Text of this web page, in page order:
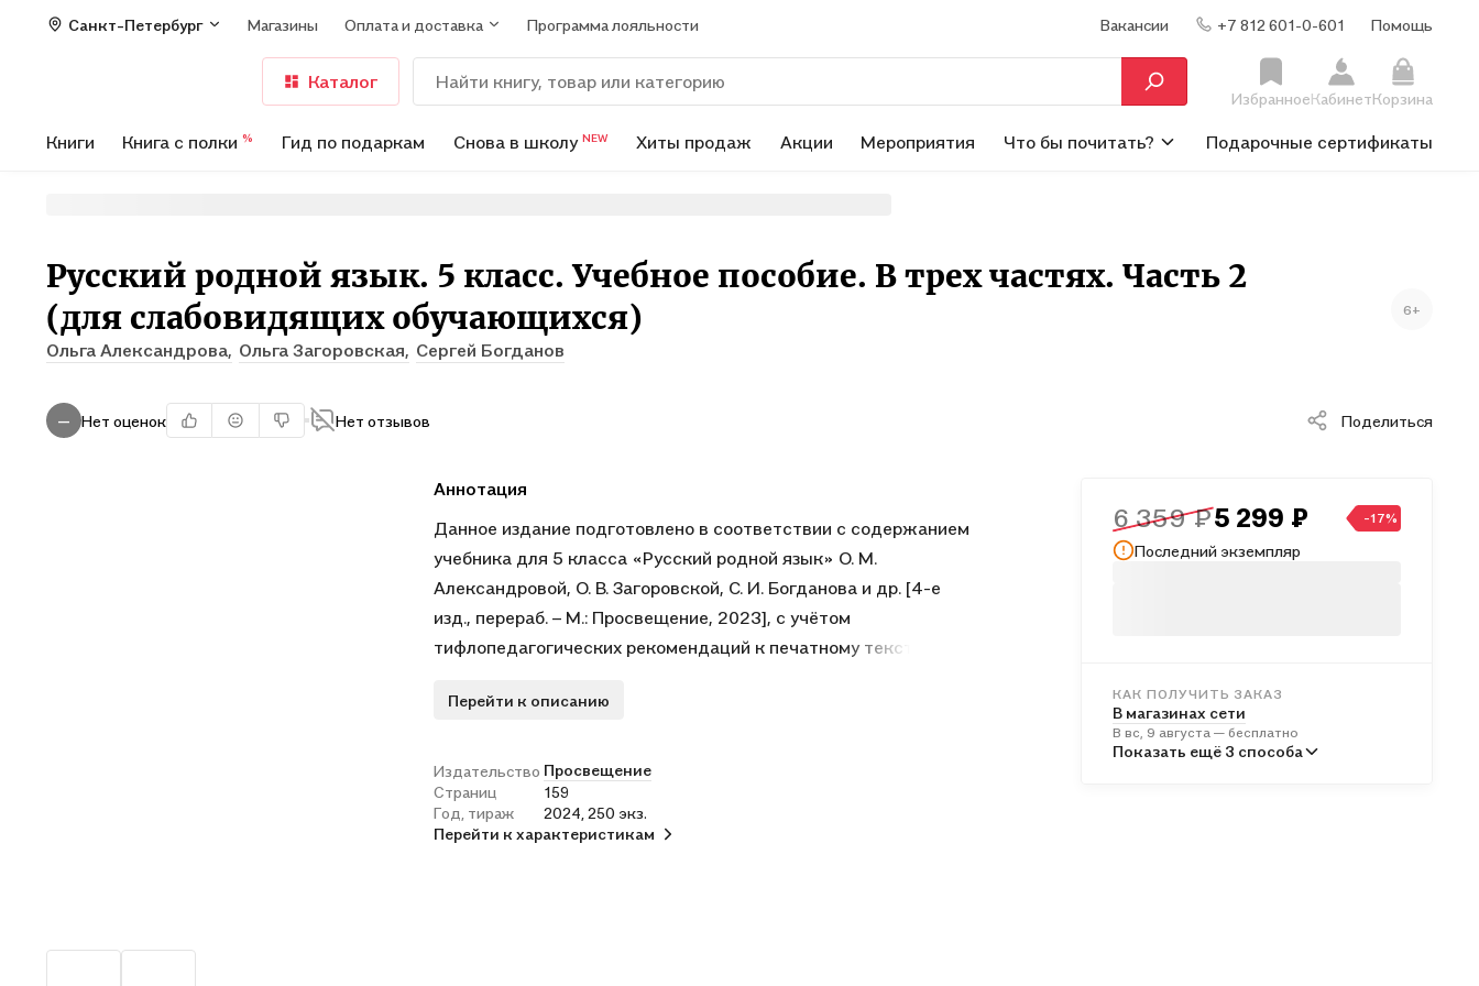
Санкт-Петербург Магазины Оплата и доставка Программа лояльности Вакансии +7 812 601-0-601 Помощь
Каталог
ИзбранноеКабинетКорзина
Книги Книга с полки % Гид по подаркам Снова в школу NEW Хиты продаж Акции Мероприятия Что бы почитать? Подарочные сертификаты
Русский родной язык. 5 класс. Учебное пособие. В трех частях. Часть 2
(для слабовидящих обучающихся)
Ольга Александрова, Ольга Загоровская, Сергей Богданов
6+
— Нет оценок Нет отзывов Поделиться
Аннотация
Данное издание подготовлено в соответствии с содержанием
учебника для 5 класса «Русский родной язык» О. М.
Александровой, О. В. Загоровской, С. И. Богданова и др. [4-е
изд., перераб. – М.: Просвещение, 2023], с учётом
тифлопедагогических рекомендаций к печатному тексту,
Перейти к описанию
Издательство Просвещение
Страниц
159
Год, тираж
2024, 250 экз.
Перейти к характеристикам
6 359 ₽5 299 ₽ -17%
Последний экземпляр
КАК ПОЛУЧИТЬ ЗАКАЗ
В магазинах сети
В вс, 9 августа — бесплатно
В пунктах выдачи
Показать ещё 3 способа